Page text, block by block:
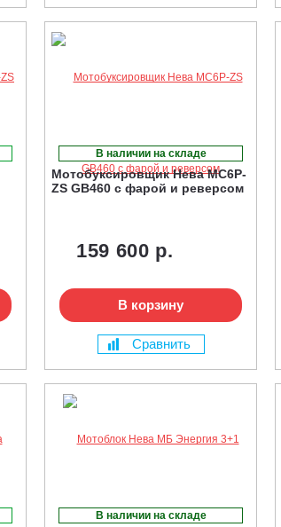
В наличии на складе
Мотобуксировщик Нева МС6Р-
ZS GB460 с фарой и реверсом
159 600 р.
В корзину
Сравнить
В наличии на складе